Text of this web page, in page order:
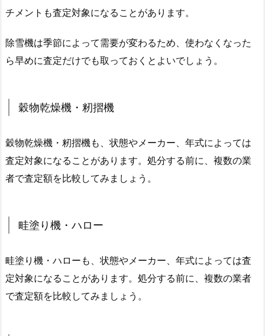
チメントも査定対象になることがあります。
除雪機は季節によって需要が変わるため、使わなくなった
ら早めに査定だけでも取っておくとよいでしょう。
穀物乾燥機・籾摺機
穀物乾燥機・籾摺機も、状態やメーカー、年式によっては
査定対象になることがあります。処分する前に、複数の業
者で査定額を比較してみましょう。
畦塗り機・ハロー
畦塗り機・ハローも、状態やメーカー、年式によっては査
定対象になることがあります。処分する前に、複数の業者
で査定額を比較してみましょう。